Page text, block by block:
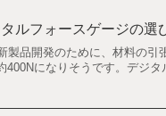
ルフォースゲージの
製品開発のために、材料の引
400Nになりそうです。デジ